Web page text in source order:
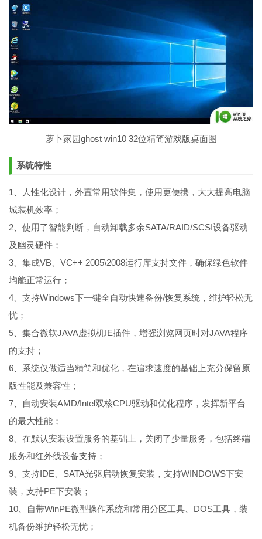
萝卜家园ghost win10 32位精简游戏版桌面图
系统特性
1、人性化设计，外置常用软件集，使用更便携，大大提高电脑
城装机效率；
2、使用了智能判断，自动卸载多余SATA/RAID/SCSI设备驱动
及幽灵硬件；
3、集成VB、VC++ 2005\2008运行库支持文件，确保绿色软件
均能正常运行；
4、支持Windows下一键全自动快速备份/恢复系统，维护轻松无
忧；
5、集合微软JAVA虚拟机IE插件，增强浏览网页时对JAVA程序
的支持；
6、系统仅做适当精简和优化，在追求速度的基础上充分保留原
版性能及兼容性；
7、自动安装AMD/Intel双核CPU驱动和优化程序，发挥新平台
的最大性能；
8、在默认安装设置服务的基础上，关闭了少量服务，包括终端
服务和红外线设备支持；
9、支持IDE、SATA光驱启动恢复安装，支持WINDOWS下安
装，支持PE下安装；
10、自带WinPE微型操作系统和常用分区工具、DOS工具，装
机备份维护轻松无忧；